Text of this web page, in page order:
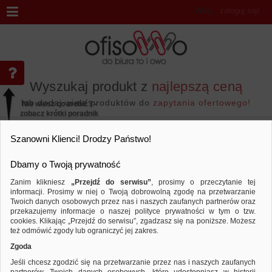
Wyszukaj produkt z najlepszą ceną
lub dodaj wiele produktów do zapytania ofertowego!
Witaj ,
Artykuły do pisania i korygowania
Porównaj Sortuj według
Nie wiesz co zrobić? -
zobacz krótki poradnik
Szanowni Klienci! Drodzy Państwo!
Dbamy o Twoją prywatność
Zanim klikniesz „Przejdź do serwisu”, prosimy o przeczytanie tej
informacji. Prosimy w niej o Twoją dobrowolną zgodę na przetwarzanie
Twoich danych osobowych przez nas i naszych zaufanych partnerów oraz
przekazujemy informacje o naszej polityce prywatności w tym o tzw.
cookies. Klikając „Przejdź do serwisu”, zgadzasz się na poniższe. Możesz
też odmówić zgody lub ograniczyć jej zakres.
Zgoda
Jeśli chcesz zgodzić się na przetwarzanie przez nas i naszych zaufanych